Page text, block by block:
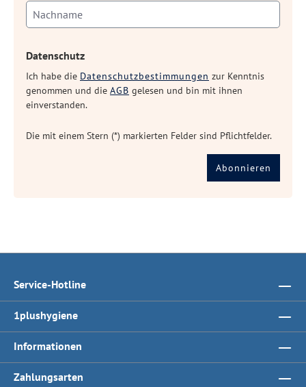
Datenschutz
Ich habe die Datenschutzbestimmungen zur Kenntnis
genommen und die AGB gelesen und bin mit ihnen
einverstanden.
Die mit einem Stern (*) markierten Felder sind Pflichtfelder.
Abonnieren
Service-Hotline
1plushygiene
Informationen
Zahlungsarten